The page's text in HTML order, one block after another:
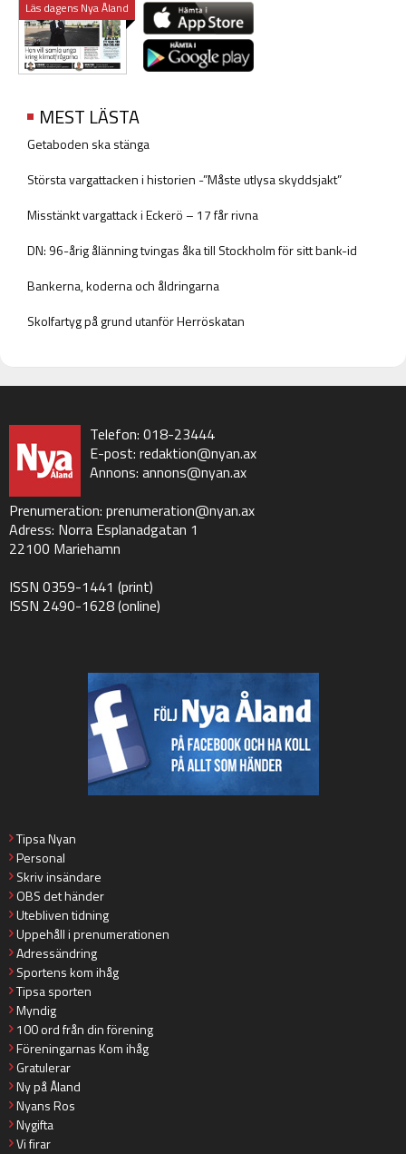
Läs dagens Nya Åland
MEST LÄSTA
Getaboden ska stänga
Största vargattacken i historien -”Måste utlysa skyddsjakt”
Misstänkt vargattack i Eckerö – 17 får rivna
DN: 96-årig ålänning tvingas åka till Stockholm för sitt bank-id
Bankerna, koderna och åldringarna
Skolfartyg på grund utanför Herröskatan
Telefon: 018-23444
E-post: redaktion@nyan.ax
Annons: annons@nyan.ax
Prenumeration: prenumeration@nyan.ax
Adress: Norra Esplanadgatan 1
22100 Mariehamn
ISSN 0359-1441 (print)
ISSN 2490-1628 (online)
Tipsa Nyan
Personal
Skriv insändare
OBS det händer
Utebliven tidning
Uppehåll i prenumerationen
Adressändring
Sportens kom ihåg
Tipsa sporten
Myndig
100 ord från din förening
Föreningarnas Kom ihåg
Gratulerar
Ny på Åland
Nyans Ros
Nygifta
Vi firar